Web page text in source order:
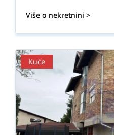
Više o nekretnini >
Kuće